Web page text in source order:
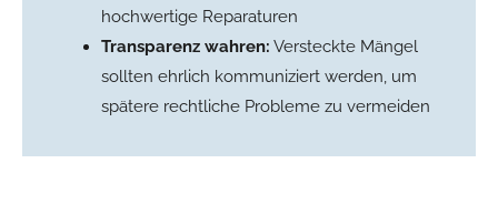
hochwertige Reparaturen
Transparenz wahren: Versteckte Mängel
sollten ehrlich kommuniziert werden, um
spätere rechtliche Probleme zu vermeiden